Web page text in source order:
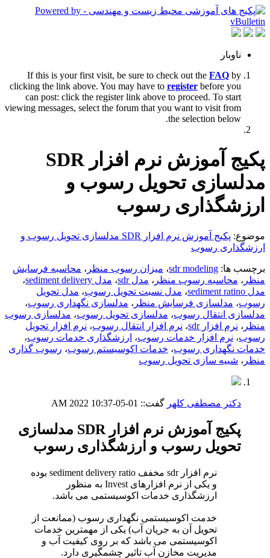
ناوبار
If this is your first visit, be sure to check out the FAQ by
clicking the link above. You may have to register before you
can post: click the register link above to proceed. To start
viewing messages, select the forum that you want to visit from
the selection below.
پکیج آموزش نرم افزار SDR
مدلسازی تحویل رسوب و
ارزشگذاری رسوب
موضوع:
پکیج آموزش نرم افزار SDR مدلسازی تحویل رسوب و
ارزشگذاری رسوب
برچسب ها: sdr modeling، میزان رسوب منظر ، محاسبه فرسایش
منظر ، محاسبه رسوب منظر ، مدل sdr ، مدل sediment delivery
،
مدل sediment ratino
، مدل نسبت تحویل رسوب، مدل تحویل
رسوب، مدلسازی فرسایش منظر ، مدلسازی نگهداری رسوب،
مدلسازی انتقال رسوب، مدلسازی تحویل رسوب، مدلسازی رسوب
منظر ، نرم افزار sdr ، نرم افزار انتقال رسوب، نرم افزار تحویل
رسوب، نرم افزار خدمات رسوب، ارزشگذاری خدمات رسوب،
خدمات نگهداری رسوب، خدمات اکوسیستم رسوب، رسوب گذاری
منظر ، شبیه سازی تحویل رسوب
دکتر مصطفی کلهر گفت:: 01-05-2022
10:37 AM
پکیج آموزش نرم افزار SDR مدلسازی
تحویل رسوب و ارزشگذاری رسوب
نرم افزار sdr مخفف sediment delivery ratio بوده
و یکی از نرم افزارهای Invest به منظور
ارزشگذاری خدمات اکوسیستمی می باشد.
خدمت اکوسیستمی نگهداری رسوب (ممانعت از
تحویل آن به جریان آب) یکی از مهمترین خدمات
اکوسیستمی می باشد که بر روی کیفیت آب و
مدیریت مخازن آب تاثیر چشمگیری دارد.